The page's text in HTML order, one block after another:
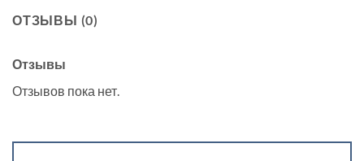
ОТЗЫВЫ (0)
Отзывы
Отзывов пока нет.